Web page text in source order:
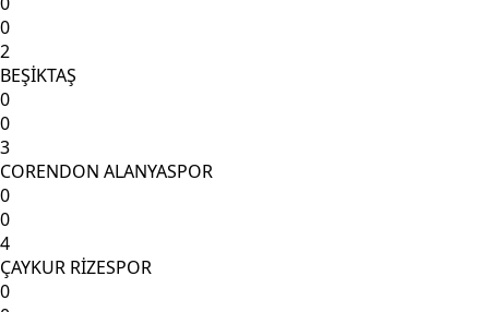
0
2
BEŞİKTAŞ
0
0
3
CORENDON ALANYASPOR
0
0
4
ÇAYKUR RİZESPOR
0